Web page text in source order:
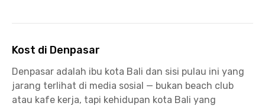
Kost di Denpasar
Denpasar adalah ibu kota Bali dan sisi pulau ini yang
jarang terlihat di media sosial — bukan beach club
atau kafe kerja, tapi kehidupan kota Bali yang